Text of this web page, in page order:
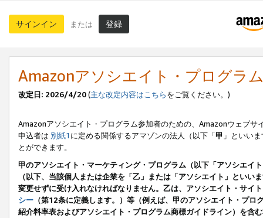
サインイン または 登録
Amazonアソシエイト・プログラ
改定日: 2026/4/20(主な改定内容はこちらをご覧ください。)
Amazonアソシエイト・プログラム参加者のための、Amazonウェブサ
申込者は 別紙1 に定める関係するアマゾンの法人（以下「甲 」といい
とができます。
甲のアソシエイト・マーケティング・プログラム（以下「アソシエイ
（以下、当該個人または企業を「乙」または「アソシエイト」とい
変更せずに受け入れなければなりません。乙は、アソシエイト・サイ
シー （第12条に定義します。）等（例えば、甲のアソシエイト・プ
紹介料率表およびアソシエイト・プログラム商標ガイドライン）を